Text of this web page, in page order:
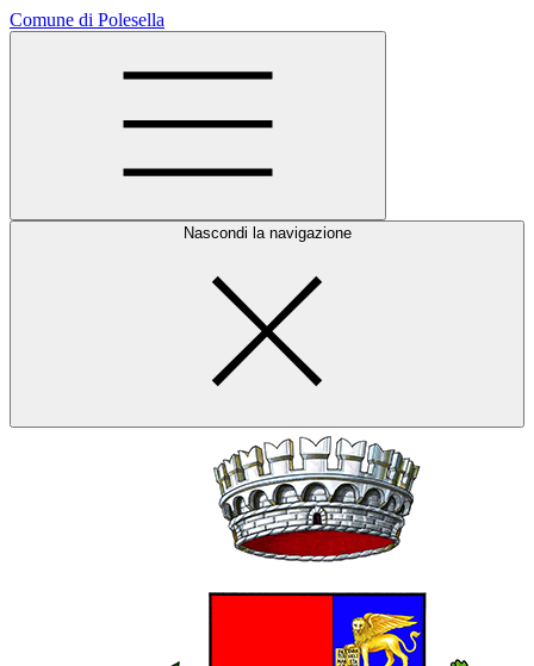
Comune di Polesella
Nascondi la navigazione